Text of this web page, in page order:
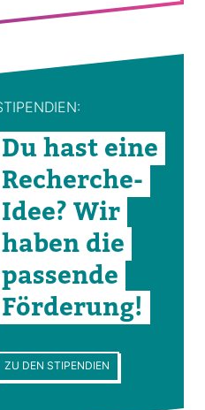
Du hast eine
Recherche-​
Idee? Wir
haben die
pas­sende
För­de­rung!
ZU DEN STIPENDIEN